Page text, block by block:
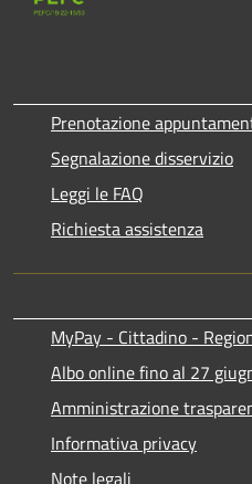
Prenotazione
Segnalazione disservizio
Leggi le FAQ
Richiesta assistenza
MyPay - Cittadino -
Albo online fino al 27
Amministrazione
Informativa privacy
Note legali